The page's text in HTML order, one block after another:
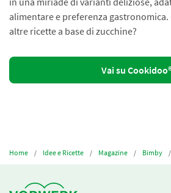
alimentare e preferenza
altre ricette a base di zucchine?
Vai su
Home Idee e Ricette Magazine Bimby